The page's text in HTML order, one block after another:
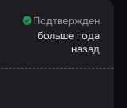
Подтвержден
больше года
назад